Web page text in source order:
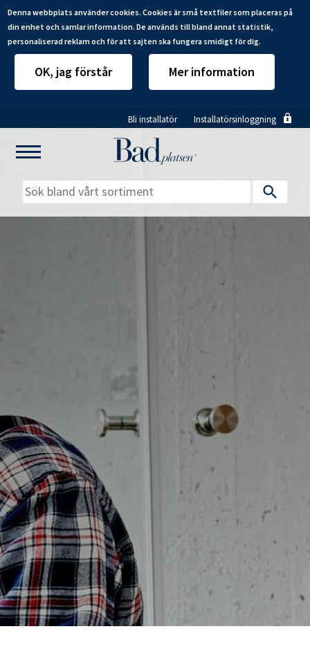
Denna webbplats använder cookies. Cookies är små textfiler som placeras på
din enhet och samlar information. De används till bland annat statistik,
personaliserad reklam och för att sajten ska fungera smidigt för dig.
OK, jag förstår Mer information
till
huvudinnehåll
Bli installatör Installatörsinloggning
Våra varumärken